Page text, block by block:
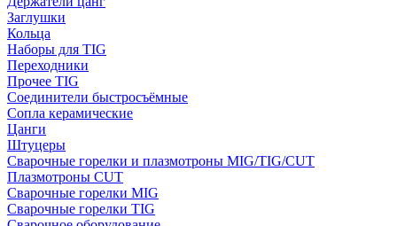
Заглушки
Кольца
Наборы для TIG
Переходники
Прочее TIG
Соединители быстросъёмные
Сопла керамические
Цанги
Штуцеры
Сварочные горелки и плазмотроны MIG/TIG/CUT
Плазмотроны CUT
Сварочные горелки MIG
Сварочные горелки TIG